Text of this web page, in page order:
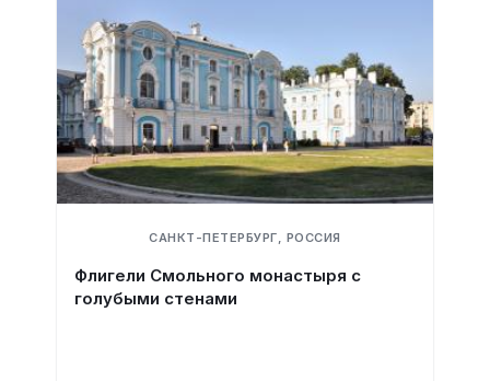
САНКТ-ПЕТЕРБУРГ, РОССИЯ
Флигели Смольного монастыря с
голубыми стенами